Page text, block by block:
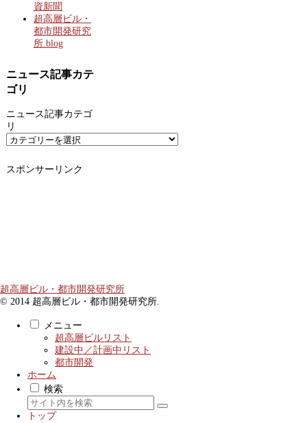
資新聞
超高層ビル・
都市開発研究
所.blog
ニュース記事カテ
ゴリ
ニュース記事カテゴ
リ
スポンサーリンク
超高層ビル・都市開発研究所
© 2014 超高層ビル・都市開発研究所.
メニュー
超高層ビルリスト
建設中／計画中リスト
都市開発
ホーム
検索
トップ